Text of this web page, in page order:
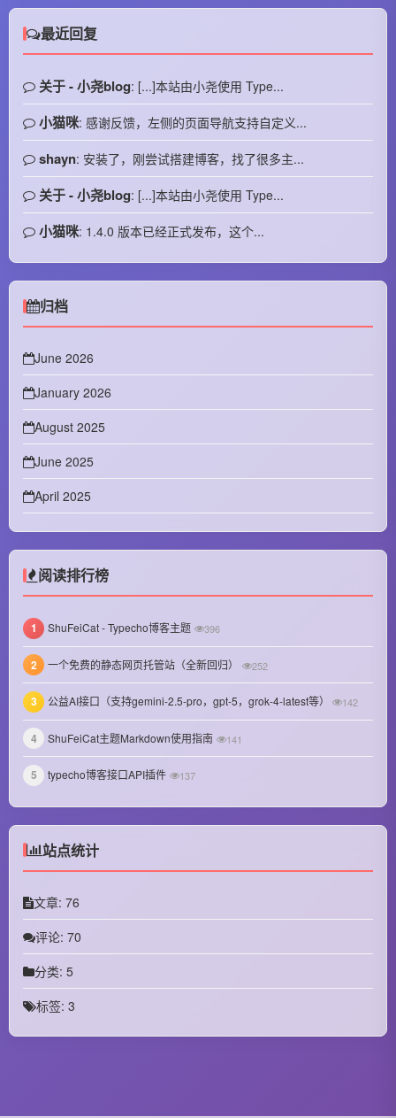
最近回复
关于 - 小尧blog: [...]本站由小尧使用 Type...
小猫咪: 感谢反馈，左侧的页面导航支持自定义...
shayn: 安装了，刚尝试搭建博客，找了很多主...
关于 - 小尧blog: [...]本站由小尧使用 Type...
小猫咪: 1.4.0 版本已经正式发布，这个...
归档
June 2026
January 2026
August 2025
June 2025
April 2025
February 2025
January 2025
December 2024
November 2024
October 2024
September 2024
August 2024
July 2024
June 2024
May 2024
April 2024
March 2024
October 2023
September 2023
August 2023
阅读排行榜
1 ShuFeiCat - Typecho博客主题 396
2 一个免费的静态网页托管站（全新回归） 252
3 公益AI接口（支持gemini-2.5-pro，gpt-5，grok-4-latest等） 142
4 ShuFeiCat主题Markdown使用指南 141
5 typecho博客接口API插件 137
站点统计
文章: 76
评论: 70
分类: 5
标签: 3